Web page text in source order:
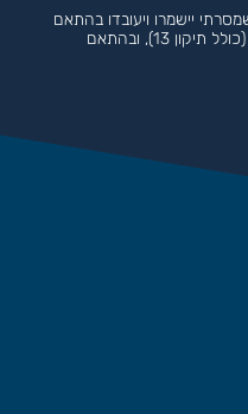
יישמרו ויעובדו בהתאם
לחוק הגנת הפרטיות, התשמ"א–1981 (כולל תיקון 13), ובהתאם